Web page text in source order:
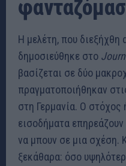
Η μελέτη, που διεξήχθη
δημοσιεύθηκε στο
βασίζεται σε δύο
πραγματοποιήθηκαν
στη Γερμανία. Ο
εισοδήματα
να μπουν σε μια σχέση.
ξεκάθαρα: όσο